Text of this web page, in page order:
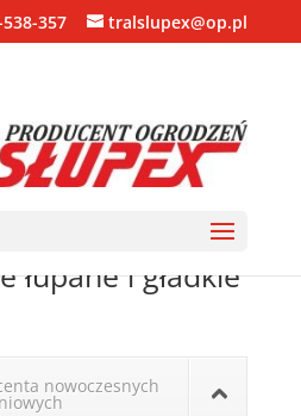
357 tralslupex@op.pl
pustaki
łupane i gładkie
nowoczesnych